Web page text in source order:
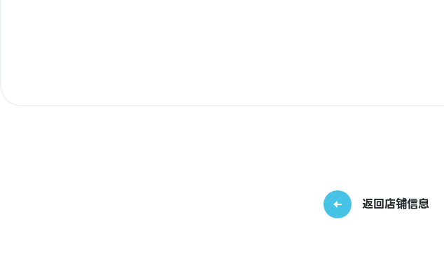
返回店铺信息